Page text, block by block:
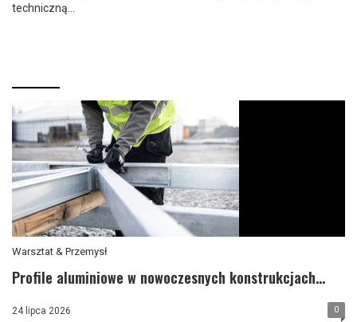
techniczną...
Warsztat & Przemysł
Profile aluminiowe w nowoczesnych konstrukcjach...
24 lipca 2026 0